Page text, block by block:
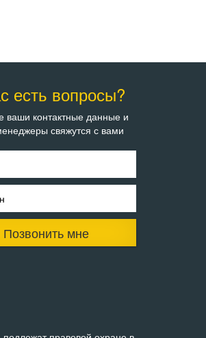
есть вопросы?
ваши контактные данные и
свяжутся с вами
Позвонить мне